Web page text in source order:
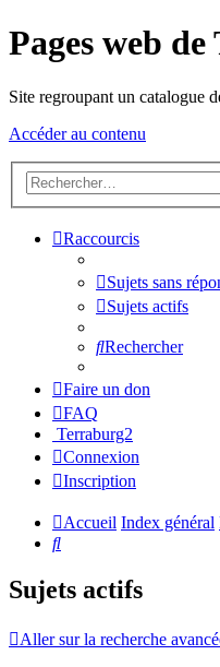
Pages web
Site regroupant un catalogue
Accéder au contenu
Raccourcis
Sujets sans
Sujets actifs
Rechercher
Faire un don
FAQ
Terraburg2
Connexion
Inscription
Accueil Index général
Rechercher
Sujets actifs
Aller sur la recherche